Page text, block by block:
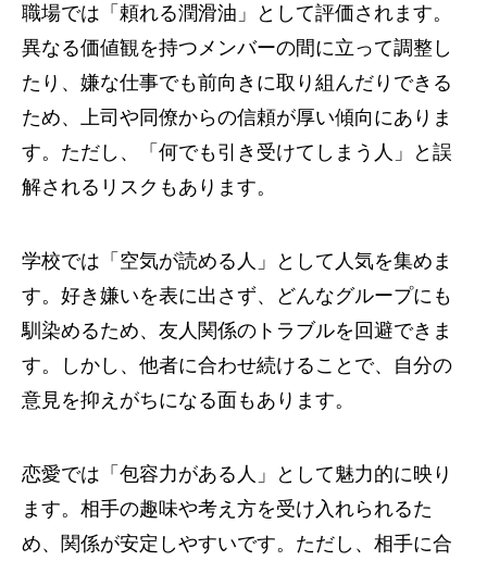
職場では「頼れる潤滑油」として評価されます。
異なる価値観を持つメンバーの間に立って調整し
たり、嫌な仕事でも前向きに取り組んだりできる
ため、上司や同僚からの信頼が厚い傾向にありま
す。ただし、「何でも引き受けてしまう人」と誤
解されるリスクもあります。
学校では「空気が読める人」として人気を集めま
す。好き嫌いを表に出さず、どんなグループにも
馴染めるため、友人関係のトラブルを回避できま
す。しかし、他者に合わせ続けることで、自分の
意見を抑えがちになる面もあります。
恋愛では「包容力がある人」として魅力的に映り
ます。相手の趣味や考え方を受け入れられるた
め、関係が安定しやすいです。ただし、相手に合